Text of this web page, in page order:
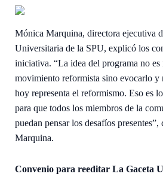
Mónica Marquina, directora ejecutiva
Universitaria de la SPU, explicó los
iniciativa. “La idea del programa no es
movimiento reformista sino evocarlo y
hoy representa el reformismo. Eso es
para que todos los miembros de la
puedan pensar los desafíos
Marquina.
Convenio para reeditar La Gaceta